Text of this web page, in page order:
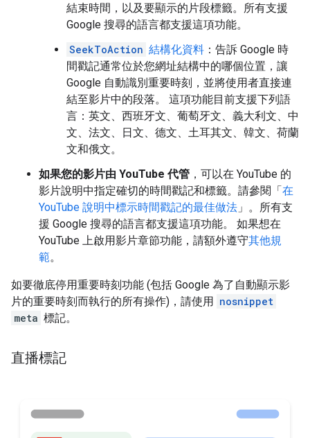
結束時間，以及要顯示的片段標籤。所有支援
Google 搜尋的語言都支援這項功能。
SeekToAction 結構化資料 ：告訴 Google 時
間戳記通常位於您網址結構中的哪個位置，讓
Google 自動識別重要時刻，並將使用者直接連
結至影片中的段落。 這項功能目前支援下列語
言：英文、西班牙文、葡萄牙文、義大利文、中
文、法文、日文、德文、土耳其文、韓文、荷蘭
文和俄文。
如果您的影片由 YouTube 代管 ，可以在 YouTube 的
影片說明中指定確切的時間戳記和標籤。請參閱「在
YouTube 說明中標示時間戳記的最佳做法 」。所有支
援 Google 搜尋的語言都支援這項功能。 如果想在
YouTube 上啟用影片章節功能，請額外遵守其他規
範。
如要徹底停用重要時刻功能 (包括 Google 為了自動顯示影
片的重要時刻而執行的所有操作)，請使用 nosnippet
meta 標記。
直播標記